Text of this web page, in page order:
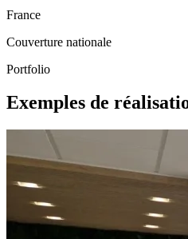
France
Couverture nationale
Portfolio
Exemples de